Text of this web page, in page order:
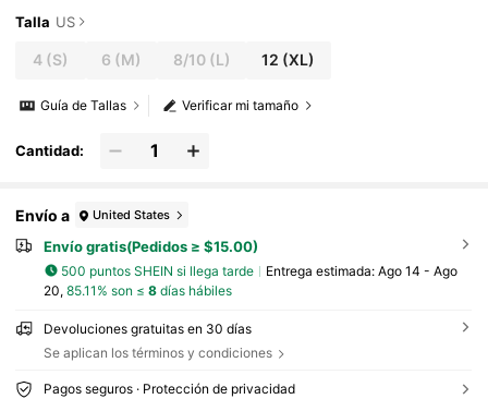
Talla US
4 (S) 6 (M) 8/10(L) 12 (XL)
Verificar mi tamaño
Guía de Tallas
Cantidad:
Envío a United States
Envío gratis(Pedidos ≥ $15.00)
500 puntos SHEIN si llega tarde Entrega estimada: Ago 14 - Ago
20, 85.11% son ≤ 8días hábiles
Devoluciones gratuitas en 30 días
Se aplican los términos y condiciones
Pagos seguros · Protección de privacidad